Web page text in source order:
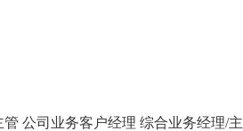
管 公司业务客户经理 综合业务经理/